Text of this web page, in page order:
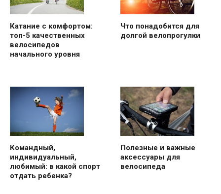
Катание с комфортом:
топ-5 качественных
велосипедов
начального уровня
Что понадобится для
долгой велопрогулки
Командный,
индивидуальный,
любимый: в какой спорт
отдать ребенка?
Полезные и важные
аксессуары для
велосипеда